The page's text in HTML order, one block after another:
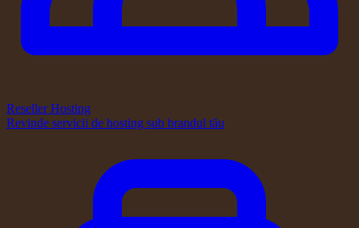
Reseller Hosting
Revinde servicii de hosting sub brandul tău